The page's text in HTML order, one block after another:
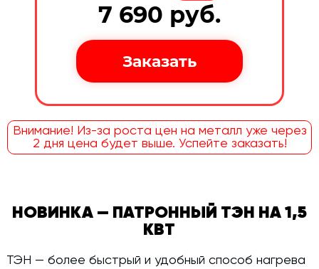
7 690 руб.
Внимание! Из-за роста цен на металл уже через
2 дня цена будет выше. Успейте заказать!
НОВИНКА — ПАТРОННЫЙ ТЭН НА 1,5
КВТ
ТЭН — более быстрый и удобный способ нагрева